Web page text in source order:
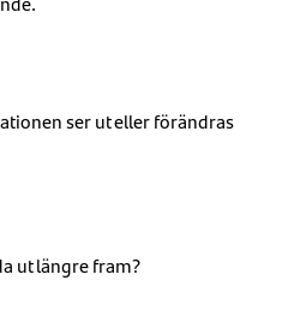
ser ut eller förändras
ut längre fram?